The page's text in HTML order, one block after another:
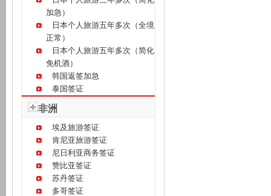
加急）
日本个人旅游五年多次（全境
正常）
日本个人旅游五年多次（简化
免机酒）
韩国返签加急
泰国签证
非洲
埃及旅游签证
肯尼亚旅游签证
尼日利亚商务签证
赞比亚签证
苏丹签证
多哥签证